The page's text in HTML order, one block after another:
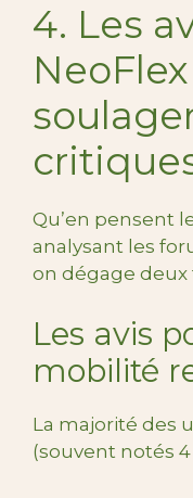
4. Les
Qu’en pensent
analysant les
on dégage deux
Les avis
mobilité
La majorité des
(souvent notés